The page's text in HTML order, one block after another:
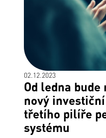
02.12.2023
Od ledna
nový
třetího pilíře
systému